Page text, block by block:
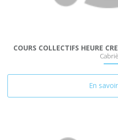
COURS COLLECTIFS HEURE
En